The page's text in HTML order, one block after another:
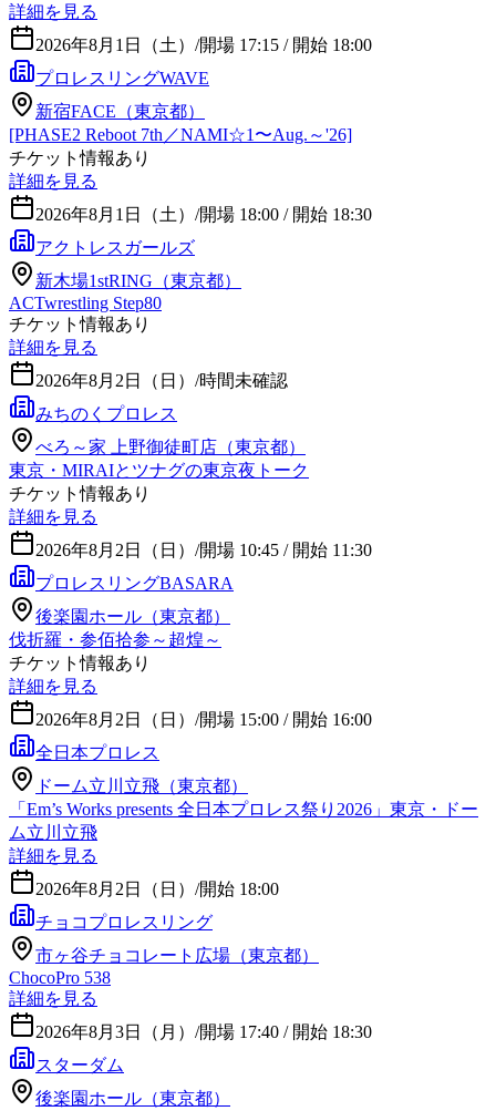
詳細を見る
2026年8月1日（土） /開場 17:15 / 開始 18:00
プロレスリングWAVE
新宿FACE（東京都）
[PHASE2 Reboot 7th／NAMI☆1〜Aug.～'26]
チケット情報あり
詳細を見る
2026年8月1日（土） /開場 18:00 / 開始 18:30
アクトレスガールズ
新木場1stRING（東京都）
ACTwrestling Step80
チケット情報あり
詳細を見る
2026年8月2日（日） /時間未確認
みちのくプロレス
べろ～家 上野御徒町店（東京都）
東京・MIRAIとツナグの東京夜トーク
チケット情報あり
詳細を見る
2026年8月2日（日） /開場 10:45 / 開始 11:30
プロレスリングBASARA
後楽園ホール（東京都）
伐折羅・参佰拾参～超煌～
チケット情報あり
詳細を見る
2026年8月2日（日） /開場 15:00 / 開始 16:00
全日本プロレス
ドーム立川立飛（東京都）
「Em’s Works presents 全日本プロレス祭り2026」東京・ドー
ム立川立飛
詳細を見る
2026年8月2日（日） /開始 18:00
チョコプロレスリング
市ヶ谷チョコレート広場（東京都）
ChocoPro 538
詳細を見る
2026年8月3日（月） /開場 17:40 / 開始 18:30
スターダム
後楽園ホール（東京都）